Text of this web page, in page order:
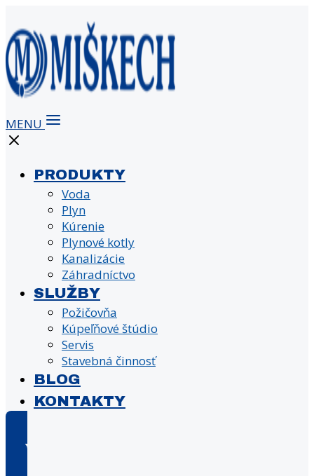
MENU
PRODUKTY
Voda
Plyn
Kúrenie
Plynové kotly
Kanalizácie
Záhradníctvo
SLUŽBY
Požičovňa
Kúpeľňové štúdio
Servis
Stavebná činnosť
BLOG
KONTAKTY
E-shop